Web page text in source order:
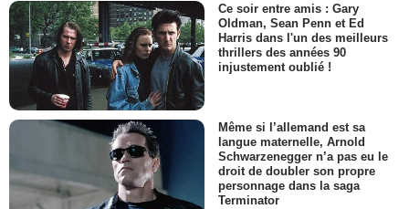
Ce soir entre amis : Gary
Oldman, Sean Penn et Ed
Harris dans l'un des meilleurs
thrillers des années 90
injustement oublié !
Même si l’allemand est sa
langue maternelle, Arnold
Schwarzenegger n’a pas eu le
droit de doubler son propre
personnage dans la saga
Terminator